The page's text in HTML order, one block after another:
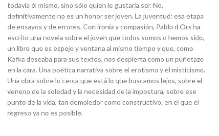
todavía él mismo, sino sólo quien le gustaría ser. No,
definitivamente no es un honor ser joven. La juventud: esa etapa
de ensayos y de errores. Con ironía y compasión, Pablo d Ors ha
escrito una novela sobre el joven que todos somos o hemos sido,
un libro que es espejo y ventana al mismo tiempo y que, como
Kafka deseaba para sus textos, nos despierta como un puñetazo
en la cara. Una poética narrativa sobre el erotismo y el misticismo.
Una obra sobre lo cerca que está lo que buscamos lejos, sobre el
veneno de la soledad y la necesidad de la impostura, sobre ese
punto de la vida, tan demoledor como constructivo, en el que el
regreso ya no es posible.